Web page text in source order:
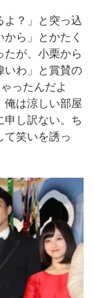
？」と突っ込
ら」とかたく
たが、小栗から
いわ」と賞賛の
ったんだよ
俺は涼しい部屋
申し訳ない。ち
て笑いを誘っ